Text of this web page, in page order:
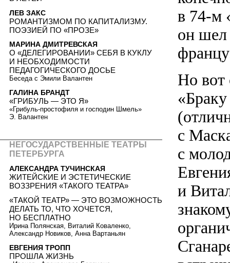
в 74-м
он шел
Но вот
с
с
и
ЛЕВ ЗАКС
РОМАНТИЗМОМ ПО КАПИТАЛИЗМУ.
ПОЭЗИЕЙ ПО «ПРОЗЕ»
МАРИНА ДМИТРЕВСКАЯ
О «ДЕЛЕГИРОВАНИИ» СЕБЯ В КУКЛУ
И НЕОБХОДИМОСТИ
ПЕДАГОГИЧЕСКОГО ДОСЬЕ
Беседа с Эмили Валантен
ГАЛИНА БРАНДТ
«ГРИБУЛЬ — ЭТО Я»
«Грибуль-простофиля и господин Шмель»
Э. Валантен
НЕГОСУДАРСТВЕННЫЕ ТЕАТРЫ
ПЕТЕРБУРГА
АЛЕКСАНДРА ТУЧИНСКАЯ
ЖИТЕЙСКИЕ И ЭСТЕТИЧЕСКИЕ
ВОЗЗРЕНИЯ «ТАКОГО ТЕАТРА»
«ТАКОЙ ТЕАТР» — ЭТО ВОЗМОЖНОСТЬ
ДЕЛАТЬ ТО, ЧТО ХОЧЕТСЯ,
НО БЕСПЛАТНО
Ирина Полянская, Виталий Коваленко,
Александр Новиков, Анна Вартаньян
ЕВГЕНИЯ ТРОПП
ПРОШЛА ЖИЗНЬ